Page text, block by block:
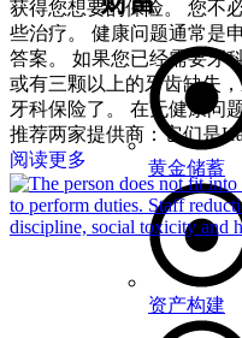
黄金储蓄
资产构建
获得您想要的保险。 您不
些治疗。 健康问题通常是
答案。 如果您已经需要牙
或有三颗以上的牙齿缺失
牙科保险了。 在无健康问
推荐两家提供商：它们是
阅读更多